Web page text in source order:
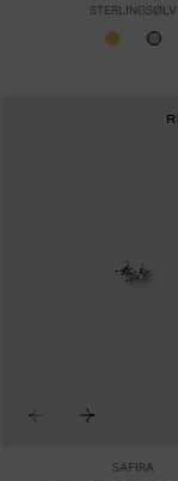
STERLINGSØLV
SAFIRA